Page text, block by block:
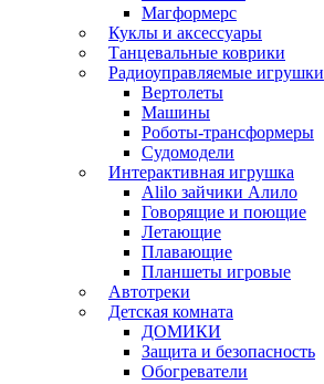
Магформерс
Куклы и аксессуары
Танцевальные коврики
Радиоуправляемые игрушки
Вертолеты
Машины
Роботы-трансформеры
Судомодели
Интерактивная игрушка
Alilo зайчики Алило
Говорящие и поющие
Летающие
Плавающие
Планшеты игровые
Автотреки
Детская комната
ДОМИКИ
Защита и безопасность
Обогреватели